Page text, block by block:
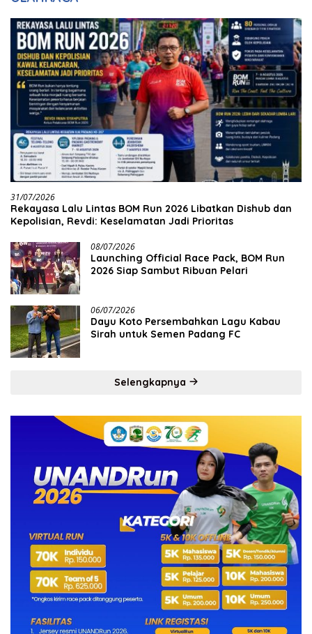
31/07/2026
Rekayasa Lalu Lintas BOM Run 2026 Libatkan Dishub dan
Kepolisian, Revdi: Keselamatan Jadi Prioritas
08/07/2026
Launching Official Race Pack, BOM Run
2026 Siap Sambut Ribuan Pelari
06/07/2026
Dayu Koto Persembahkan Lagu Kabau
Sirah untuk Semen Padang FC
Selengkapnya